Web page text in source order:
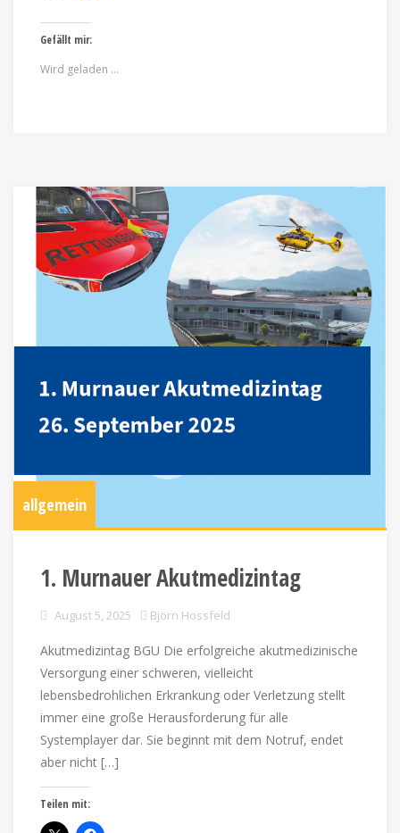
Gefällt mir:
Wird geladen …
allgemein
1. Murnauer Akutmedizintag
August 5, 2025 Björn Hossfeld
Akutmedizintag BGU Die erfolgreiche akutmedizinische
Versorgung einer schweren, vielleicht
lebensbedrohlichen Erkrankung oder Verletzung stellt
immer eine große Herausforderung für alle
Systemplayer dar. Sie beginnt mit dem Notruf, endet
aber nicht […]
Teilen mit: